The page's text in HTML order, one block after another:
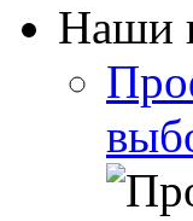
Наши